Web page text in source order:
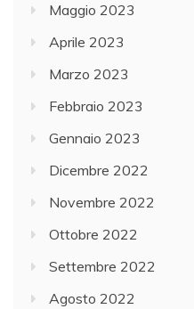
Maggio 2023
Aprile 2023
Marzo 2023
Febbraio 2023
Gennaio 2023
Dicembre 2022
Novembre 2022
Ottobre 2022
Settembre 2022
Agosto 2022